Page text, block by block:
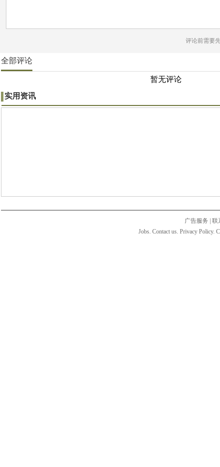
评论前需要
全部评论
暂无评论
实用资讯
广告服务
联
Jobs. Contact us. Privacy Policy.